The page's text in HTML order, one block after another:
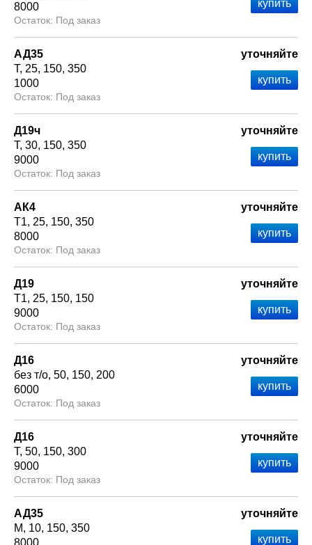
8000
Под заказ
АД35
Т 25 150 350
1000
Под заказ
уточняйте
Д19ч
Т 30 150 350
9000
Под заказ
уточняйте
АК4
Т1 25 150 350
8000
Под заказ
уточняйте
Д19
Т1 25 150 150
9000
Под заказ
уточняйте
Д16
без т/о 50 150 200
6000
Под заказ
уточняйте
Д16
Т 50 150 300
9000
Под заказ
уточняйте
АД35
М
10 150 350
8000
уточняйте